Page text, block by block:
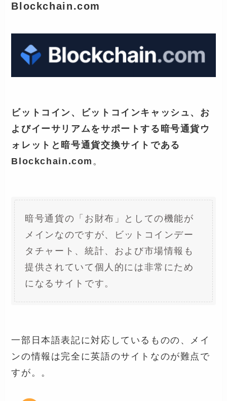
Blockchain.com
ビットコイン、ビットコインキャッシュ、お
よびイーサリアムをサポートする暗号通貨ウ
ォレットと暗号通貨交換サイトである
Blockchain.com 。
暗号通貨の「お財布」としての機能が
メインなのですが、ビットコインデー
タチャート、統計、および市場情報も
提供されていて個人的には非常にため
になるサイトです。
一部日本語表記に対応しているものの、メイ
ンの情報は完全に英語のサイトなのが難点で
すが。。